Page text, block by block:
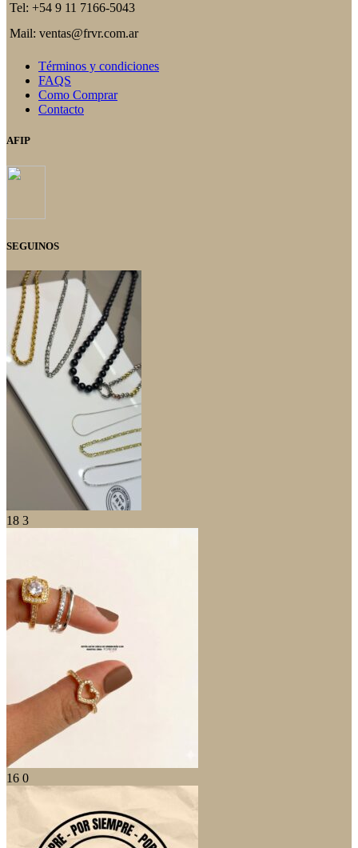
Tel: +54 9 11 7166-5043
Mail: ventas@frvr.com.ar
Términos y condiciones
FAQS
Como Comprar
Contacto
AFIP
SEGUINOS
18 3
16 0